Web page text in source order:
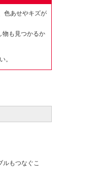
色あせやキズが
物も見つかるか
。
ルもつなぐこ